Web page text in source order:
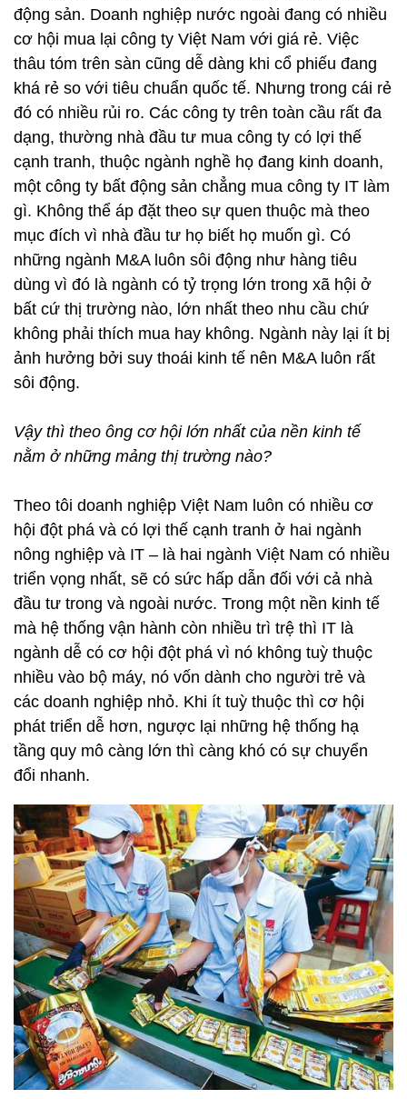
động sản. Doanh nghiệp nước ngoài đang có nhiều
cơ hội mua lại công ty Việt Nam với giá rẻ. Việc
thâu tóm trên sàn cũng dễ dàng khi cổ phiếu đang
khá rẻ so với tiêu chuẩn quốc tế. Nhưng trong cái rẻ
đó có nhiều rủi ro. Các công ty trên toàn cầu rất đa
dạng, thường nhà đầu tư mua công ty có lợi thế
cạnh tranh, thuộc ngành nghề họ đang kinh doanh,
một công ty bất động sản chẳng mua công ty IT làm
gì. Không thể áp đặt theo sự quen thuộc mà theo
mục đích vì nhà đầu tư họ biết họ muốn gì. Có
những ngành M&A luôn sôi động như hàng tiêu
dùng vì đó là ngành có tỷ trọng lớn trong xã hội ở
bất cứ thị trường nào, lớn nhất theo nhu cầu chứ
không phải thích mua hay không. Ngành này lại ít bị
ảnh hưởng bởi suy thoái kinh tế nên M&A luôn rất
sôi động.
Vậy thì theo ông cơ hội lớn nhất của nền kinh tế
nằm ở những mảng thị trường nào?
Theo tôi doanh nghiệp Việt Nam luôn có nhiều cơ
hội đột phá và có lợi thế cạnh tranh ở hai ngành
nông nghiệp và IT – là hai ngành Việt Nam có nhiều
triển vọng nhất, sẽ có sức hấp dẫn đối với cả nhà
đầu tư trong và ngoài nước. Trong một nền kinh tế
mà hệ thống vận hành còn nhiều trì trệ thì IT là
ngành dễ có cơ hội đột phá vì nó không tuỳ thuộc
nhiều vào bộ máy, nó vốn dành cho người trẻ và
các doanh nghiệp nhỏ. Khi ít tuỳ thuộc thì cơ hội
phát triển dễ hơn, ngược lại những hệ thống hạ
tầng quy mô càng lớn thì càng khó có sự chuyển
đổi nhanh.